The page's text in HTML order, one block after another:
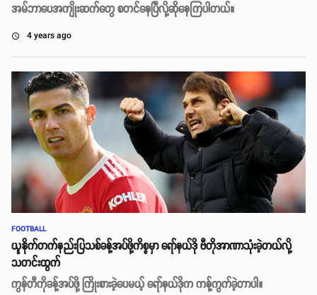
အမ်ဘာပေအကျိုးဆက်တွေ စတင်နေပြီလို့ဆိုနေကြပါတယ်။
access_time 4 years ago
FOOTBALL
ယူနိုက်တက်နည်းပြသစ်ခန့်အပ်ဖို့ကိစ္စမှာ ရော်နယ်ဒို ဗီတိုအာဏာသုံးခဲ့တယ်လို့
သတင်းထွက်
ကွန်တီကိုခန့်အပ်ဖို့ ကြိုးစားခဲ့ပေမယ့် ရော်နယ်ဒိုက ကန့်ကွက်ခဲ့တာပါ။